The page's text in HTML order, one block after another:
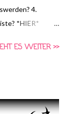
4.
*HIER*
Lesen
ES WEITER >>